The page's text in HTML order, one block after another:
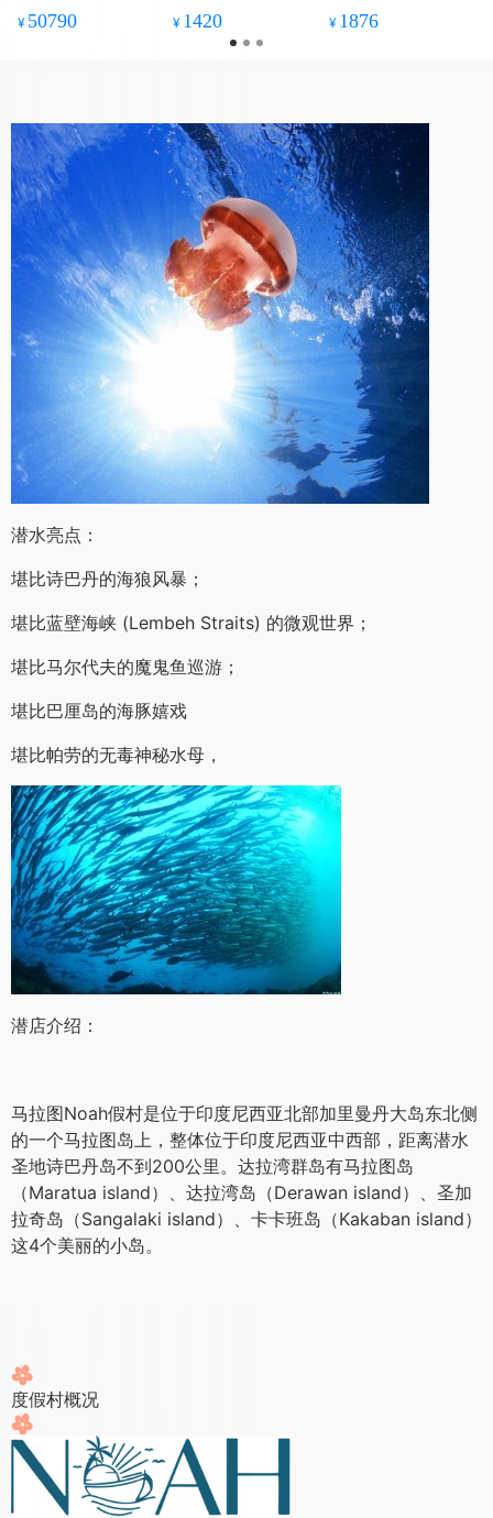
¥ 50790 ¥ 1420 ¥ 1876
潜水亮点：
堪比诗巴丹的海狼风暴；
堪比蓝壁海峡 (Lembeh Straits) 的微观世界；
堪比马尔代夫的魔鬼鱼巡游；
堪比巴厘岛的海豚嬉戏
堪比帕劳的无毒神秘水母，
潜店介绍：
马拉图Noah假村是位于印度尼西亚北部加里曼丹大岛东北侧
的一个马拉图岛上，整体位于印度尼西亚中西部，距离潜水
圣地诗巴丹岛不到200公里。达拉湾群岛有马拉图岛
（Maratua island）、达拉湾岛（Derawan island）、圣加
拉奇岛（Sangalaki island）、卡卡班岛（Kakaban island）
这4个美丽的小岛。
度假村概况